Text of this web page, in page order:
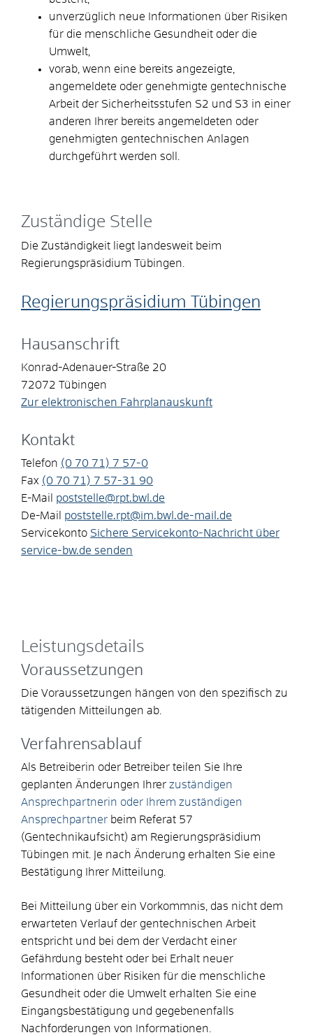
unverzüglich neue Informationen über Risiken
für die menschliche Gesundheit oder die
Umwelt,
vorab, wenn eine bereits angezeigte,
angemeldete oder genehmigte gentechnische
Arbeit der Sicherheitsstufen S2 und S3 in einer
anderen Ihrer bereits angemeldeten oder
genehmigten gentechnischen Anlagen
durchgeführt werden soll.
Zuständige Stelle
Die Zuständigkeit liegt landesweit beim
Regierungspräsidium Tübingen.
Regierungspräsidium Tübingen
Hausanschrift
Konrad-Adenauer-Straße 20
72072 Tübingen
Zur elektronischen Fahrplanauskunft
Kontakt
Telefon (0 70 71) 7 57-0
Fax (0 70 71) 7 57-31
90
E-Mail
poststelle@rpt.bwl.de
De-Mail
poststelle.rpt@im.bwl.de-mail.de
Servicekonto Sichere Servicekonto-Nachricht über
service-bw.de senden
Leistungsdetails
Voraussetzungen
Die Voraussetzungen hängen von den spezifisch zu
tätigenden Mitteilungen ab.
Verfahrensablauf
Als Betreiberin oder Betreiber teilen Sie Ihre
geplanten Änderungen Ihrer zuständigen
Ansprechpartnerin oder Ihrem zuständigen
Ansprechpartner beim Referat 57
(Gentechnikaufsicht) am Regierungspräsidium
Tübingen mit. Je nach Änderung erhalten Sie eine
Bestätigung Ihrer Mitteilung.
Bei Mitteilung über ein Vorkommnis, das nicht dem
erwarteten Verlauf der gentechnischen Arbeit
entspricht und bei dem der Verdacht einer
Gefährdung besteht oder bei Erhalt neuer
Informationen über Risiken für die menschliche
Gesundheit oder die Umwelt erhalten Sie eine
Eingangsbestätigung und gegebenenfalls
Nachforderungen von Informationen.